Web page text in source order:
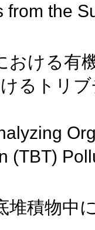
from the
おける有
るトリ
(TBT)
堆積物中